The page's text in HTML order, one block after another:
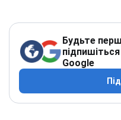
Будьте
Google